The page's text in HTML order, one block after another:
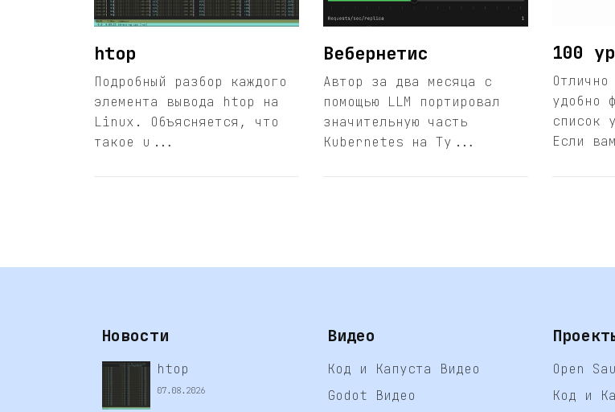
htop
Подробный разбор каждого
элемента вывода htop на
Linux. Объясняется, что
такое u...
Вебернетис
Автор за два месяца с
помощью LLM портировал
значительную часть
Kubernetes на Ty...
100
удобно
список
Если
Новости
htop
07.08.2026
Видео
Код и Капуста Видео
Godot Видео
Open
Код и